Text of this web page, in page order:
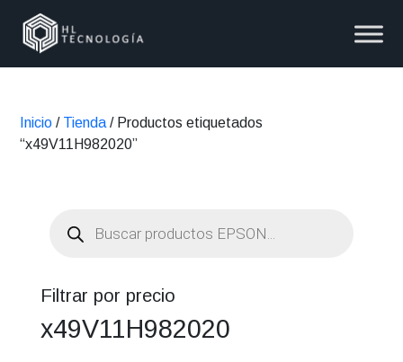
Inicio / Tienda / Productos etiquetados
“x49V11H982020”
productos
Filtrar por precio
x49V11H982020